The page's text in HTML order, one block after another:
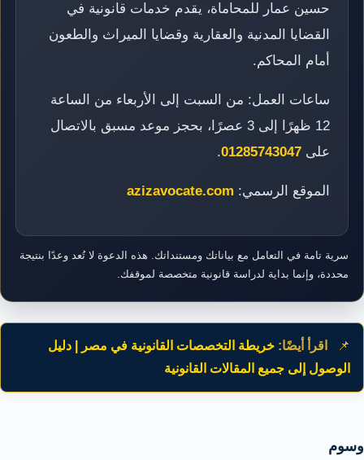
حسين عمار للمحاماة، يقدم خدمات قانونية في
القضايا المدنية والعقارية وقضايا الميراث والطعون
أمام المحاكم.
ساعات العمل: من السبت إلى الأربعاء من الساعة
12 ظهرًا إلى 3 عصرًا، بحجز موعد مسبق بالاتصال
على 01285743047
.
الموقع الرسمي: azizavocate.com
سرية تامة في التعامل مع بياناتك ومستنداتك. هذه الدعوة لا تُعد وعدًا بنتيجة
محددة، وإنما بداية لدراسة قانونية متخصصة لموقفك.
📌 اقرأ أيضًا: خريطة التخصصات القانونية في مصر | دليل
الوصول إلى جميع المقالات القانونية
وسوم